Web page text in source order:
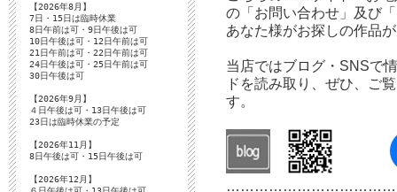
の「お問い合わせ」及び
あなた様がお探しの作品
当店ではブログ・SNSで
ドを読み取り、ぜひ、ご
す。
【2026年8月】
7日・15日は臨時休業
8日午前は可・9日午後は可
10日午後は可・12日午前は可
21日午前は可・22日午前は可
24日午後は可・25日午前は可
30日午後は可
【2026年9月】
４日午後は可・13日午後は可
23日は臨時休業の予定
【2026年11月】
8日午後は可・15日午後は可
【2026年12月】